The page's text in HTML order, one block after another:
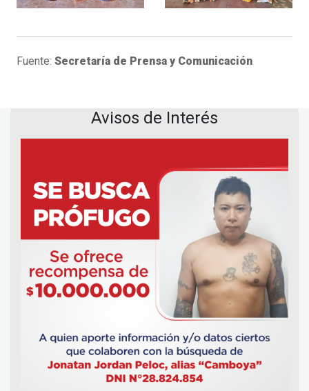
Fuente: Secretaría de Prensa y Comunicación
Avisos de Interés